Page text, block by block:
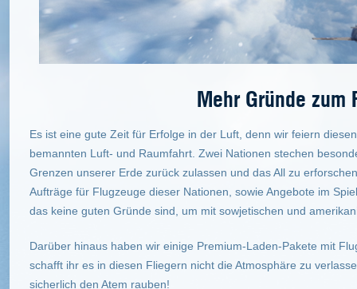
Mehr Gründe zum
Es ist eine gute Zeit für Erfolge in der Luft, denn wir feiern
bemannten Luft- und Raumfahrt. Zwei Nationen stechen
Grenzen unserer Erde zurück zulassen und das All zu
Aufträge für Flugzeuge dieser Nationen, sowie Angebote im
das keine guten Gründe sind, um mit sowjetischen und
Darüber hinaus haben wir einige Premium-Laden-Pakete mit
schafft ihr es in diesen Fliegern nicht die Atmosphäre zu
sicherlich den Atem rauben!